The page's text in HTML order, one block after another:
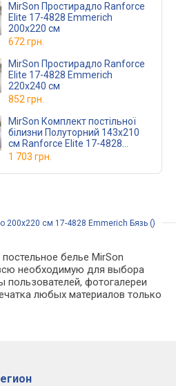
MirSon Простирадло Ranforce
Elite 17-4828 Emmerich
200x220 см
672 грн.
MirSon Простирадло Ranforce
Elite 17-4828 Emmerich
220x240 см
852 грн.
MirSon Комплект постільної
білизни Полуторний 143x210
см Ranforce Elite 17-4828
Emmerich Ранфорс
1 703 грн.
200x220 см 17-4828 Emmerich Бязь ()
белье MirSon
всю необходимую для выбора
фотогалереи
любых материалов только